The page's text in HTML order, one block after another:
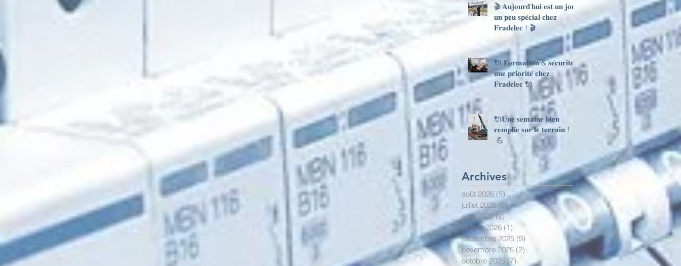
🎬 𝐀𝐮𝐣𝐨𝐮𝐫𝐝’𝐡𝐮𝐢 𝐞𝐬𝐭 𝐮𝐧 𝐣𝐨𝐮𝐫
𝐮𝐧 𝐩𝐞𝐮 𝐬𝐩𝐞́𝐜𝐢𝐚𝐥 𝐜𝐡𝐞𝐳
𝐅𝐫𝐚𝐝𝐞𝐥𝐞𝐜 ! 🎬
🔌 𝐅𝐨𝐫𝐦𝐚𝐭𝐢𝐨𝐧 & 𝐬𝐞́𝐜𝐮𝐫𝐢𝐭𝐞́ :
𝐮𝐧𝐞 𝐩𝐫𝐢𝐨𝐫𝐢𝐭𝐞́ 𝐜𝐡𝐞𝐳
𝐅𝐫𝐚𝐝𝐞𝐥𝐞𝐜 🔌
🔌𝐔𝐧𝐞 𝐬𝐞𝐦𝐚𝐢𝐧𝐞 𝐛𝐢𝐞𝐧
𝐫𝐞𝐦𝐩𝐥𝐢𝐞 𝐬𝐮𝐫 𝐥𝐞 𝐭𝐞𝐫𝐫𝐚𝐢𝐧 !
💪
Archives
août 2026 (5) 5 posts
juillet 2026 (6)6 posts
avril 2026 (2)2 posts
janvier 2026 (1) 1 post
décembre 2025 (9)
novembre 2025 (2)
octobre 2025 (7) 7 posts